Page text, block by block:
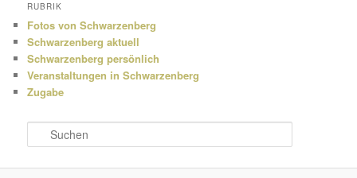
RUBRIK
Fotos von Schwarzenberg
Schwarzenberg aktuell
Schwarzenberg persönlich
Veranstaltungen in Schwarzenberg
Zugabe
u